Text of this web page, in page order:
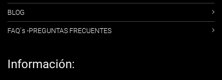
BLOG
FAQ´s -PREGUNTAS FRECUENTES
Información: